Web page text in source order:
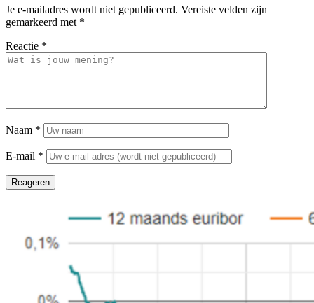
Je e-mailadres wordt niet gepubliceerd. Vereiste velden zijn
gemarkeerd met *
Reactie *
Naam *
E-mail *
Reageren